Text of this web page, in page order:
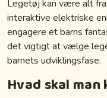
Legetøj kan være alt
interaktive elektriske
engagere et barns
det vigtigt at vælge
barnets udviklingsfase.
Hvad skal